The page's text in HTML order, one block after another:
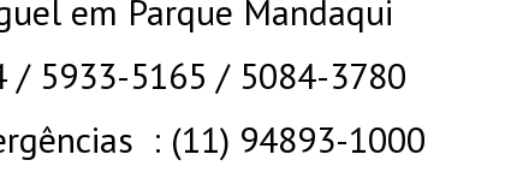
em Parque Mandaqui
/ 5933-5165 / 5084-3780
: (11) 94893-1000